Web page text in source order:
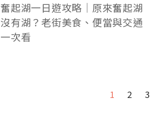
奮起湖一日遊攻略｜原來奮起湖
沒有湖？老街美食、便當與交通
一次看
1 2 3